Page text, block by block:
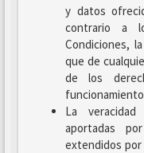
y datos
contrario a
Condiciones,
que de
de los
La
aportadas
extendidos por